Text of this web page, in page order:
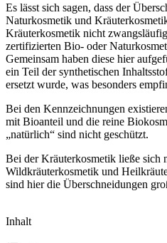
Es lässt sich sagen, dass der
Naturkosmetik und
Kräuterkosmetik nicht
zertifizierten Bio- oder
Gemeinsam haben diese hier
ein Teil der synthetischen
ersetzt wurde, was besonders
Bei den Kennzeichnungen
mit Bioanteil und die reine
„natürlich“ sind nicht geschützt.
Bei der Kräuterkosmetik ließe sich
Wildkräuterkosmetik und
sind hier die Überschneidungen
Inhalt